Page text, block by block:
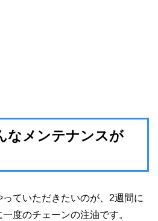
なメンテナンスが
ていただきたいのが、2週間に
度のチェーンの注油です。